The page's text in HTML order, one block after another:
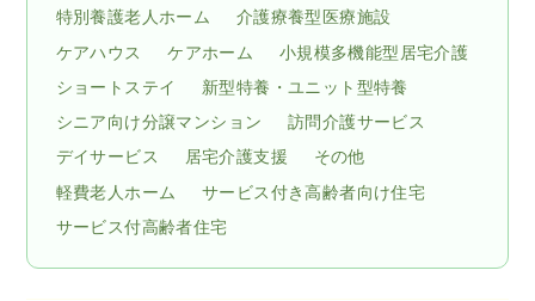
特別養護老人ホーム
介護療養型医療施設
ケアハウス
ケアホーム
小規模多機能型居宅介護
ショートステイ
新型特養・ユニット型特養
シニア向け分譲マンション
訪問介護サービス
デイサービス
居宅介護支援
その他
軽費老人ホーム
サービス付き高齢者向け住宅
サービス付高齢者住宅